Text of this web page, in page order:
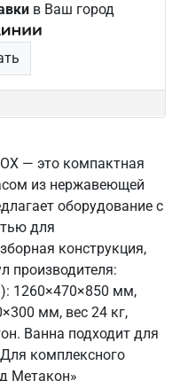
в Ваш город
— это компактная
из нержавеющей
оборудование с
для
конструкция,
производителя:
1260×470×850 мм,
мм, вес 24 кг,
Ванна подходит для
комплексного
Метакон»